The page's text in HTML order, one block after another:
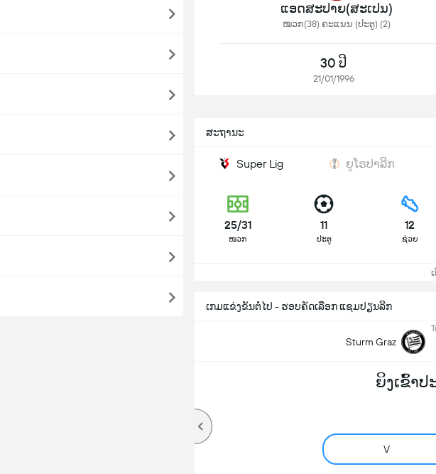
ແອດສະປາຍ​(ສະເປນ)
ໝວກ(38) ຄະແນນ (ປະຕູ) (2)
30 ປີ
21/01/1996
ສະຖານະ
Super Lig ຍູໂຣປາລີກ
25/31
ໜວກ
11
ປະຕູ
12
ຊ່ວຍ
ເ
ເກມແຂ່ງຂັນຕໍ່ໄປ - ຮອບຄັດເລືອກ ແຊມປຽນລີກ
Sturm Graz
ຍິງເຂົ້າປ
V